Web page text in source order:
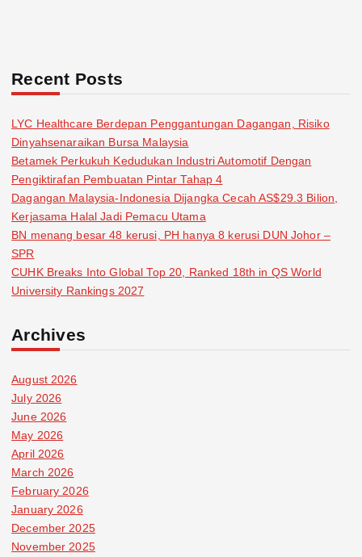
Recent Posts
LYC Healthcare Berdepan Penggantungan Dagangan, Risiko
Dinyahsenaraikan Bursa Malaysia
Betamek Perkukuh Kedudukan Industri Automotif Dengan
Pengiktirafan Pembuatan Pintar Tahap 4
Dagangan Malaysia-Indonesia Dijangka Cecah AS$29.3 Bilion,
Kerjasama Halal Jadi Pemacu Utama
BN menang besar 48 kerusi, PH hanya 8 kerusi DUN Johor –
SPR
CUHK Breaks Into Global Top 20, Ranked 18th in QS World
University Rankings 2027
Archives
August 2026
July 2026
June 2026
May 2026
April 2026
March 2026
February 2026
January 2026
December 2025
November 2025